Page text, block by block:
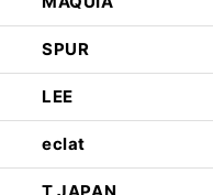
SPUR
LEE
eclat